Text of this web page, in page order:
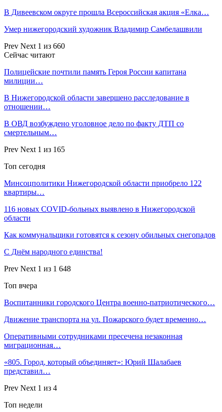
В Дивеевском округе прошла Всероссийская акция «Елка…
Умер нижегородский художник Владимир Самбелашвили
Prev Next 1 из 660
Сейчас читают
Полицейские почтили память Героя России капитана
милиции…
В Нижегородской области завершено расследование в
отношении…
В ОВД возбуждено уголовное дело по факту ДТП со
смертельным…
Prev Next 1 из 165
Топ сегодня
Минсоцполитики Нижегородской области приобрело 122
квартиры…
116 новых COVID-больных выявлено в Нижегородской
области
Как коммунальщики готовятся к сезону обильных снегопадов
С Днём народного единства!
Prev Next 1 из 1 648
Топ вчера
Воспитанники городского Центра военно-патриотического…
Движение транспорта на ул. Пожарского будет временно…
Оперативными сотрудниками пресечена незаконная
миграционная…
«805. Город, который объединяет»: Юрий Шалабаев
представил…
Prev Next 1 из 4
Топ недели